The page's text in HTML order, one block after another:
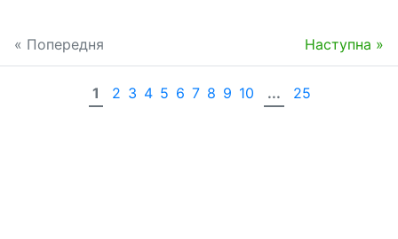
« Попередня Наступна »
1 2 3 4 5 6 7 8 9 10 ... 25